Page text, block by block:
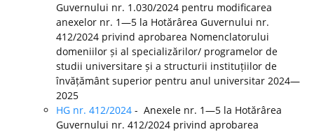
Guvernului nr. 1.030/2024 pentru modificarea
anexelor nr. 1—5 la Hotărârea Guvernului nr.
412/2024 privind aprobarea Nomenclatorului
domeniilor și al specializărilor/ programelor de
studii universitare și a structurii instituțiilor de
învățământ superior pentru anul universitar 2024—
2025
HG nr. 412/2024 - Anexele nr. 1—5 la Hotărârea
Guvernului nr. 412/2024 privind aprobarea